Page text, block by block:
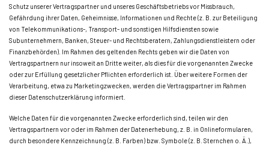
Schutz unserer Vertragspartner und unseres Geschäftsbetriebs vor Missbrauch,
Gefährdung ihrer Daten, Geheimnisse, Informationen und Rechte (z. B. zur Beteiligung
von Telekommunikations-, Transport- und sonstigen Hilfsdiensten sowie
Subunternehmern, Banken, Steuer- und Rechtsberatern, Zahlungsdienstleistern oder
Finanzbehörden). Im Rahmen des geltenden Rechts geben wir die Daten von
Vertragspartnern nur insoweit an Dritte weiter, als dies für die vorgenannten Zwecke
oder zur Erfüllung gesetzlicher Pflichten erforderlich ist. Über weitere Formen der
Verarbeitung, etwa zu Marketingzwecken, werden die Vertragspartner im Rahmen
dieser Datenschutzerklärung informiert.
Welche Daten für die vorgenannten Zwecke erforderlich sind, teilen wir den
Vertragspartnern vor oder im Rahmen der Datenerhebung, z. B. in Onlineformularen,
durch besondere Kennzeichnung (z. B. Farben) bzw. Symbole (z. B. Sternchen o. Ä.),